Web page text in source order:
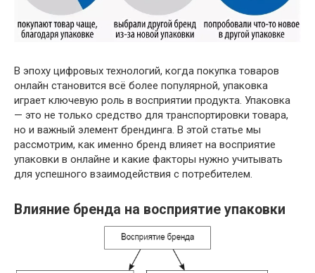
В эпоху цифровых технологий, когда покупка товаров
онлайн становится всё более популярной, упаковка
играет ключевую роль в восприятии продукта. Упаковка
— это не только средство для транспортировки товара,
но и важный элемент брендинга. В этой статье мы
рассмотрим, как именно бренд влияет на восприятие
упаковки в онлайне и какие факторы нужно учитывать
для успешного взаимодействия с потребителем.
Влияние бренда на восприятие упаковки